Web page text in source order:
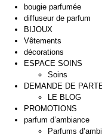
bougie parfumée
diffuseur de parfum
BIJOUX
Vêtements
décorations
ESPACE SOINS
Soins
DEMANDE DE
LE BLOG
PROMOTIONS
parfum d’ambiance
Parfums